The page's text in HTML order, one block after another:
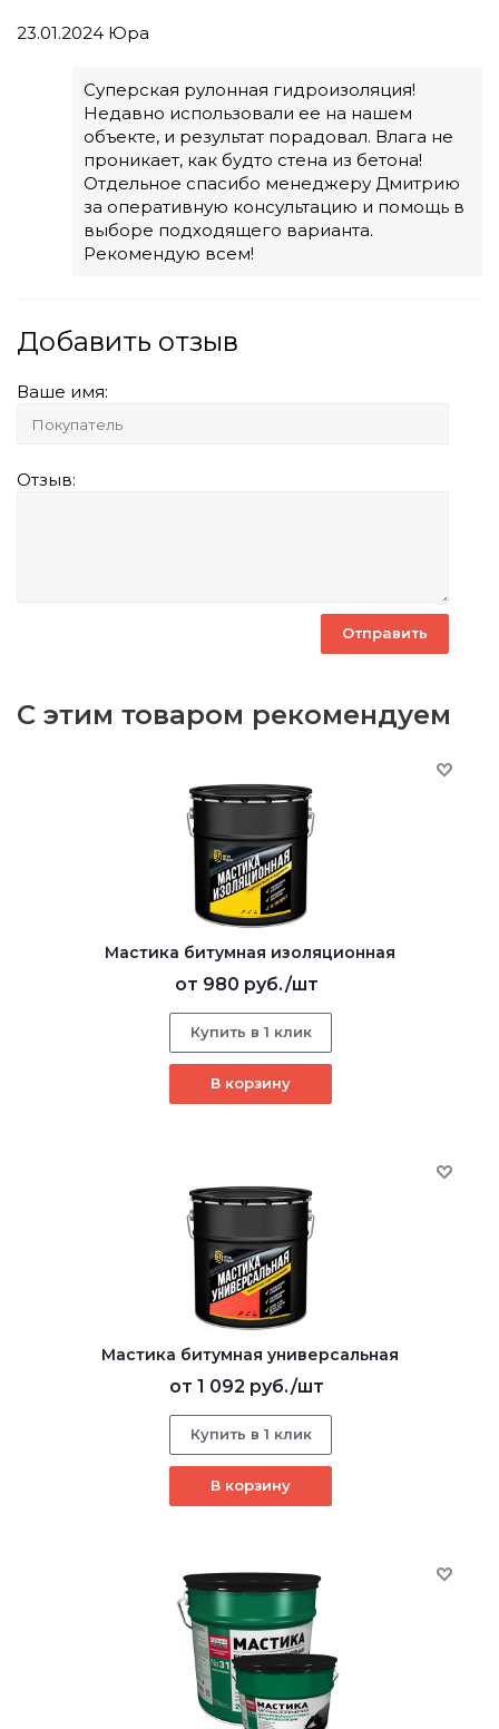
23.01.2024 Юра
Суперская рулонная гидроизоляция!
Недавно использовали ее на нашем
объекте, и результат порадовал. Влага не
проникает, как будто стена из бетона!
Отдельное спасибо менеджеру Дмитрию
за оперативную консультацию и помощь в
выборе подходящего варианта.
Рекомендую всем!
Добавить отзыв
Ваше имя:
Отзыв:
С этим товаром рекомендуем
Мастика битумная изоляционная
от 980 руб./шт
Купить в 1 клик
В корзину
Мастика битумная универсальная
от 1 092 руб./шт
Купить в 1 клик
В корзину